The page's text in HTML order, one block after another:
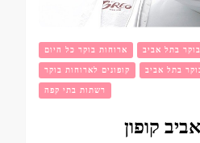
ארוחות בוקר כל היום
בתל אביב
קופונים לארוחות בוקר
בתל אביב
רשתות בתי קפה
קופון